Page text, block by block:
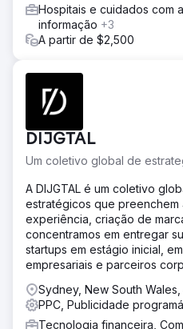
Hospitais e cuidados com
informação +3
A partir de $2,500
DIJGTAL
Um coletivo global de
A DIJGTAL é um coletivo
estratégicos que
experiência, criação de
concentramos em entregar
startups em estágio inicial,
empresariais e parceiros
Sydney, New South Wales,
PPC, Publicidade
Tecnologia financeira,